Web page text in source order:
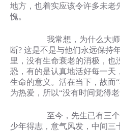
地方，也着实应该令许多未老
愧。
我常想，为什么大师的
断? 这是不是与他们永远保持
里，没有生命衰老的消极，也
恐，有的是认真地活好每一天
生命的意义。活在当下，故而
为热爱，所以“没有时间觉得老
至今，先生已有三个三
少年得志，意气风发，中间三